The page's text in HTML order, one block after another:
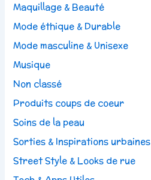
Maquillage & Beauté
Mode éthique & Durable
Mode masculine & Unisexe
Musique
Non classé
Produits coups de coeur
Soins de la peau
Sorties & Inspirations urbaines
Street Style & Looks de rue